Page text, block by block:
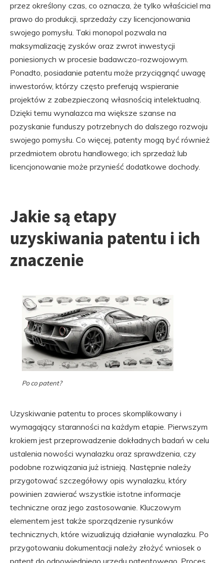
przez określony czas, co oznacza, że tylko właściciel ma
prawo do produkcji, sprzedaży czy licencjonowania
swojego pomysłu. Taki monopol pozwala na
maksymalizację zysków oraz zwrot inwestycji
poniesionych w procesie badawczo-rozwojowym.
Ponadto, posiadanie patentu może przyciągnąć uwagę
inwestorów, którzy często preferują wspieranie
projektów z zabezpieczoną własnością intelektualną.
Dzięki temu wynalazca ma większe szanse na
pozyskanie funduszy potrzebnych do dalszego rozwoju
swojego pomysłu. Co więcej, patenty mogą być również
przedmiotem obrotu handlowego; ich sprzedaż lub
licencjonowanie może przynieść dodatkowe dochody.
Jakie są etapy
uzyskiwania patentu i ich
znaczenie
Po co patent?
Uzyskiwanie patentu to proces skomplikowany i
wymagający staranności na każdym etapie. Pierwszym
krokiem jest przeprowadzenie dokładnych badań w celu
ustalenia nowości wynalazku oraz sprawdzenia, czy
podobne rozwiązania już istnieją. Następnie należy
przygotować szczegółowy opis wynalazku, który
powinien zawierać wszystkie istotne informacje
techniczne oraz jego zastosowanie. Kluczowym
elementem jest także sporządzenie rysunków
technicznych, które wizualizują działanie wynalazku. Po
przygotowaniu dokumentacji należy złożyć wniosek o
patent do odpowiedniego urzędu patentowego. Proces